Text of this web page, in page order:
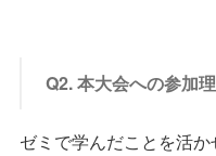
Q2. 本大会への参加
ゼミで学んだことを活